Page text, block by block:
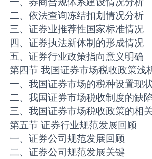
二、依法查询冻结扣划情况分析
三、证券业推荐性国家标准情况
四、证券执法新体制的形成情况
五、证券行业政策指向意义明确
第四节 我国证券市场税收政策浅
一、我国证券市场的税种设置现
二、我国证券市场税收制度的缺
三、我国证券市场税收政策的相
第五节 证券行业规范发展回顾
一、证券公司规范发展回顾
二、证券公司规范发展关键